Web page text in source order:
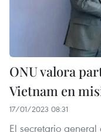
ONU valora
Vietnam en
17/01/2023 08:31
El secretario